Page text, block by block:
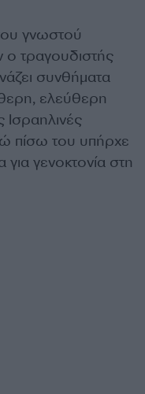
γνωστού
ο τραγουδιστής
συνθήματα
ελεύθερη
Ισραηλινές
πίσω του υπήρχε
γενοκτονία στη